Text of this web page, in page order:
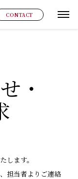
CONTACT グ
・
します。
担当者よりご連絡